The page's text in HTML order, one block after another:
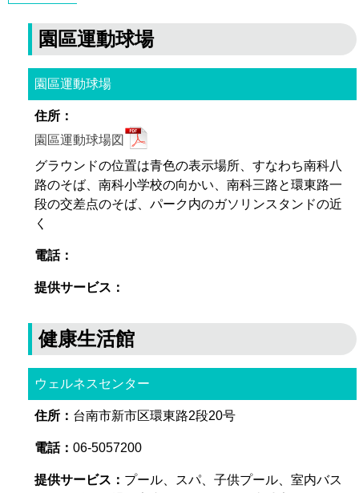
園區運動球場
園區運動球場
園區運動球場図
グラウンドの位置は青色の表示場所、すなわち南科八
路のそば、南科小学校の向かい、南科三路と環東路一
段の交差点のそば、パーク内のガソリンスタンドの近
く
健康生活館
ウェルネスセンター
台南市新市区環東路2段20号
06-5057200
プール、スパ、子供プール、室内バス